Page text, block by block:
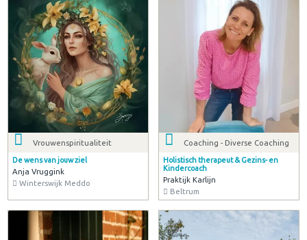
Vrouwenspiritualiteit
De wens van jouw ziel
Anja Vruggink
Winterswijk Meddo
Coaching - Diverse Coaching
Holistisch therapeut & Gezins- en
Kindercoach
Praktijk Karlijn
Beltrum